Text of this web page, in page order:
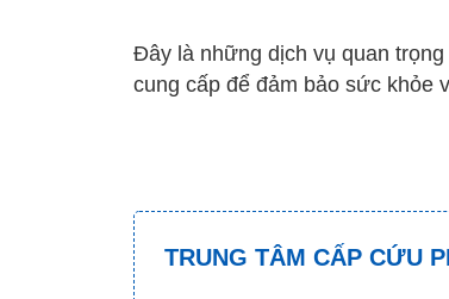
Đây là những dịch vụ quan
cung cấp để đảm bảo sức khỏe
TRUNG TÂM CẤP CỨU